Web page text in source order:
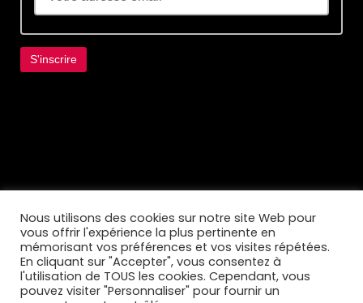
Nous utilisons des cookies sur notre site Web pour
vous offrir l'expérience la plus pertinente en
mémorisant vos préférences et vos visites répétées.
En cliquant sur "Accepter", vous consentez à
l'utilisation de TOUS les cookies. Cependant, vous
pouvez visiter "Personnaliser" pour fournir un